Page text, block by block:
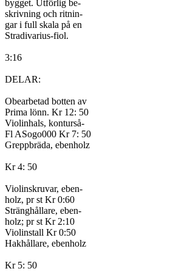
bygget. Utförlig be-
skrivning och ritnin-
gar i full skala på en
Stradivarius-fiol.
3:16
DELAR:
Obearbetad botten av
Prima lönn. Kr 12: 50
Violinhals, konturså-
Fl ASogo000 Kr 7: 50
Greppbräda, ebenholz
Kr 4: 50
Violinskruvar, eben-
holz, pr st Kr 0:60
Stränghållare, eben-
holz; pr st Kr 2:10
Violinstall Kr 0:50
Hakhållare, ebenholz
Kr 5: 50